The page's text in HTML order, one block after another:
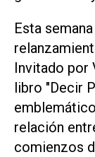
Esta
Invitado por
libro "Decir
relación
comienzos